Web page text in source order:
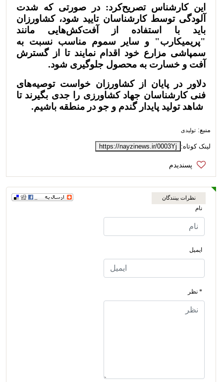
این کارشناس تصریح‌کرد: در صورتی که شدت
آلودگی توسط کارشناسان تایید شود، کشاورزان
باید با استفاده از آفت‌کش‌هایی مانند
"پریمیکارب" و سایر سموم مناسب نسبت به
سمپاشی مزارع خود اقدام نمایند تا از گسترش
آفت و خسارت به محصول جلوگیری شود.
دلاور در پایان از کشاورزان خواست توصیه‌های
فنی کارشناسان جهاد کشاورزی را جدی بگیرند تا
شاهد تولید پایدار گندم و جو در منطقه باشیم.
منبع: تولیدی
لینک کوتاه: https://nayzinews.ir/0003Yj
نظرات بینندگان
نام
ایمیل
* نظر